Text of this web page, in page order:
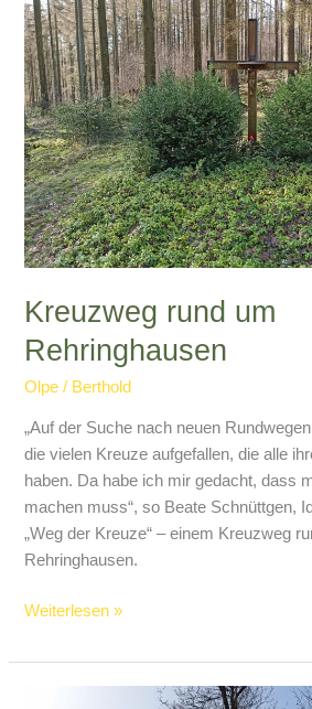
Kreuzweg rund um
Rehringhausen
Olpe / Berthold
„Auf der Suche nach neuen
die vielen Kreuze aufgefallen, die alle
haben. Da habe ich mir gedacht, dass
machen muss“, so Beate Schnüttgen,
„Weg der Kreuze“ – einem Kreuzweg
Rehringhausen.
Kreuzweg
um
Rehringhausen
Weiterlesen »